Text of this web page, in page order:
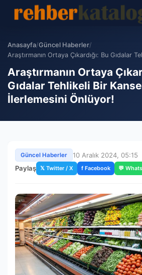
Anasayfa/Güncel Haberler/
Araştırmanın Ortaya Çıkardığı: Bu Gıdalar
Araştırmanın Ortaya
Gıdalar Tehlikeli Bir
İlerlemesini Önlüyor!
Güncel Haberler
10 Aralık 2024, 05:15
Paylaş 𝕏 Twitter / X f Facebook 💬